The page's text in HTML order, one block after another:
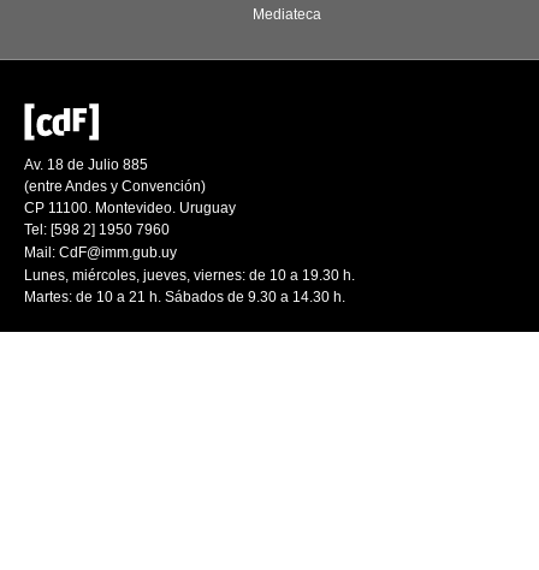
Mediateca
Av. 18 de Julio 885
(entre Andes y Convención)
CP 11100. Montevideo. Uruguay
Tel: [598 2] 1950 7960
Mail: CdF@imm.gub.uy
Lunes, miércoles, jueves, viernes: de 10 a 19.30 h.
Martes: de 10 a 21 h. Sábados de 9.30 a 14.30 h.